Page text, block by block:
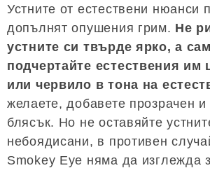
Устните от естествени нюанси
допълнят опушения грим. Не
устните си твърде ярко, а
подчертайте естествения им
или червило в тона на
желаете, добавете прозрачен и
блясък. Но не оставяйте
небоядисани, в противен
Smokey Eye няма да изглежда